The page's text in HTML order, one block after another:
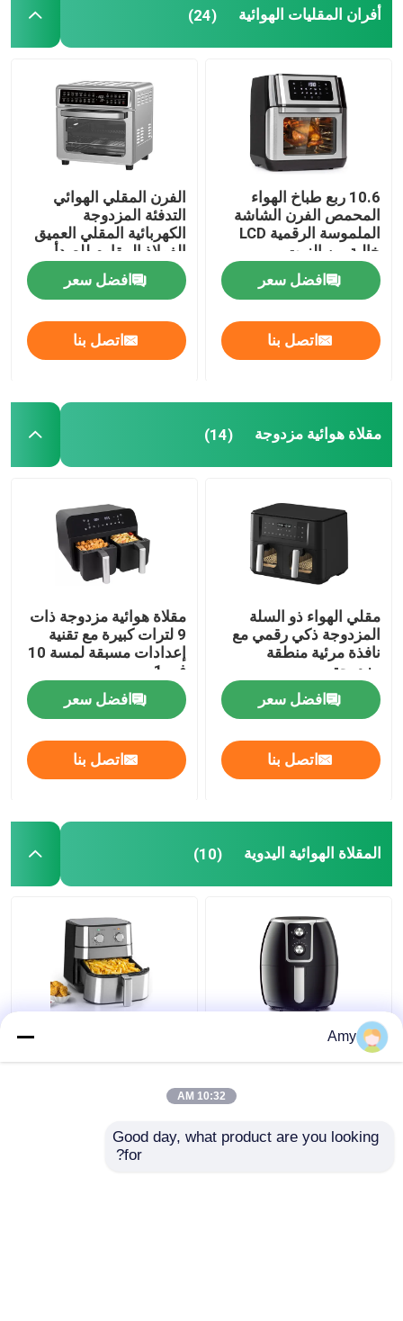
أفران المقليات الهوائية (24)
10.6 ربع طباخ الهواء
المحمص الفرن الشاشة
الملموسة الرقمية LCD
خالية من الزيت
افضل سعر
اتصل بنا
الفرن المقلي الهوائي
التدفئة المزدوجة
الكهربائية المقلي العميق
الفولاذ المقاوم للصدأ
افضل سعر
اتصل بنا
مقلاة هوائية مزدوجة (14)
مقلي الهواء ذو السلة
المزدوجة ذكي رقمي مع
نافذة مرئية منطقة
مزدوجة
افضل سعر
اتصل بنا
مقلاة هوائية مزدوجة ذات
9 لترات كبيرة مع تقنية
إعدادات مسبقة لمسة 10
في 1
افضل سعر
اتصل بنا
المقلاة الهوائية اليدوية (10)
3.5 لتر اليدوية طباخ الهواء
الفولاذ المقاوم للصدأ
Amy
10:32 AM
Good day, what product are you looking
for?